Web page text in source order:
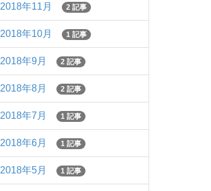
2018年11月 2 記事
2018年10月 1 記事
2018年9月 2 記事
2018年8月 2 記事
2018年7月 1 記事
2018年6月 1 記事
2018年5月 1 記事